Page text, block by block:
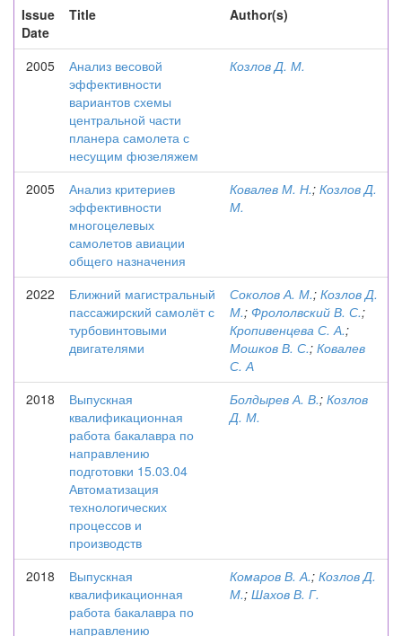
Issue
Date
Title Author(s)
2005
Анализ весовой
эффективности
вариантов схемы
центральной части
планера самолета с
несущим фюзеляжем
Козлов Д. М.
2005
Анализ критериев
эффективности
многоцелевых
самолетов авиации
общего назначения
Ковалев М. Н.; Козлов Д.
М.
2022
Ближний магистральный
пассажирский самолёт с
турбовинтовыми
двигателями
Соколов А. М.; Козлов Д.
М.; Фрололвский В. С.;
Кропивенцева С. А.;
Мошков В. С.; Ковалев
С. А
2018
Выпускная
квалификационная
работа бакалавра по
направлению
подготовки 15.03.04
Автоматизация
технологических
процессов и
производств
Болдырев А. В.; Козлов
Д. М.
2018
Выпускная
квалификационная
работа бакалавра по
направлению
Комаров В. А.; Козлов Д.
М.; Шахов В. Г.